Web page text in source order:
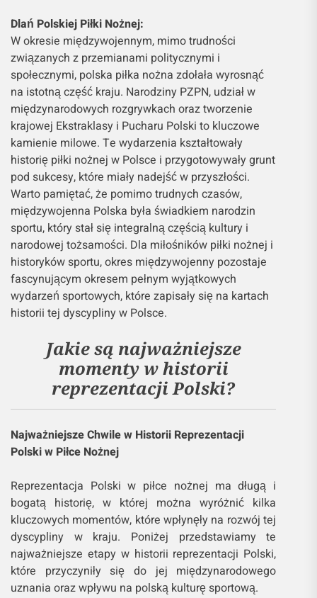
Dlań Polskiej Piłki Nożnej:
W okresie międzywojennym, mimo trudności
związanych z przemianami politycznymi i
społecznymi, polska piłka nożna zdołała wyrosnąć
na istotną część kraju. Narodziny PZPN, udział w
międzynarodowych rozgrywkach oraz tworzenie
krajowej Ekstraklasy i Pucharu Polski to kluczowe
kamienie milowe. Te wydarzenia kształtowały
historię piłki nożnej w Polsce i przygotowywały grunt
pod sukcesy, które miały nadejść w przyszłości.
Warto pamiętać, że pomimo trudnych czasów,
międzywojenna Polska była świadkiem narodzin
sportu, który stał się integralną częścią kultury i
narodowej tożsamości. Dla miłośników piłki nożnej i
historyków sportu, okres międzywojenny pozostaje
fascynującym okresem pełnym wyjątkowych
wydarzeń sportowych, które zapisały się na kartach
historii tej dyscypliny w Polsce.
Jakie są najważniejsze
momenty w historii
reprezentacji Polski?
Najważniejsze Chwile w Historii Reprezentacji
Polski w Piłce Nożnej
Reprezentacja Polski w piłce nożnej ma długą i
bogatą historię, w której można wyróżnić kilka
kluczowych momentów, które wpłynęły na rozwój tej
dyscypliny w kraju. Poniżej przedstawiamy te
najważniejsze etapy w historii reprezentacji Polski,
które przyczyniły się do jej międzynarodowego
uznania oraz wpływu na polską kulturę sportową.